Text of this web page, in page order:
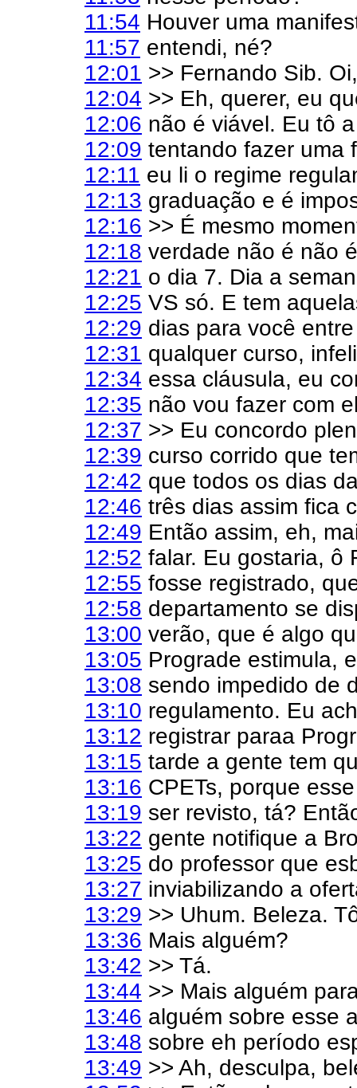
11:54 Houver uma
11:57 entendi, né?
12:01 >> Fernando Sib.
12:04 >> Eh, querer, eu
12:06 não é viável. Eu tô
12:09 tentando fazer uma
12:11 eu li o regime
12:13 graduação e é
12:16 >> É mesmo
12:18 verdade não é não
12:21 o dia 7. Dia a
12:25 VS só. E tem
12:29 dias para você
12:31 qualquer curso,
12:34 essa cláusula, eu
12:35 não vou fazer com
12:37 >> Eu concordo
12:39 curso corrido que
12:42 que todos os dias
12:46 três dias assim fica
12:49 Então assim, eh,
12:52 falar. Eu gostaria, ô
12:55 fosse registrado,
12:58 departamento se
13:00 verão, que é algo
13:05 Prograde estimula,
13:08 sendo impedido de
13:10 regulamento. Eu
13:12 registrar paraa
13:15 tarde a gente tem
13:16 CPETs, porque
13:19 ser revisto, tá?
13:22 gente notifique a
13:25 do professor que
13:27 inviabilizando a
13:29 >> Uhum. Beleza.
13:36 Mais alguém?
13:42 >> Tá.
13:44 >> Mais alguém
13:46 alguém sobre esse
13:48 sobre eh período
13:49 >> Ah, desculpa,